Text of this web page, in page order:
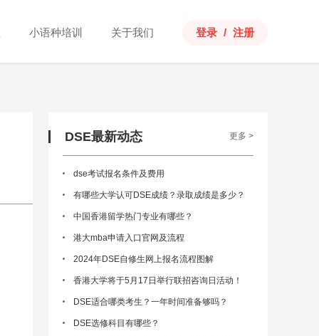
登录 / 注册
小语种培训 关于我们
DSE最新动态 更多 >
dse考试报名条件及费用
有哪些大学认可DSE成绩？录取成绩是多少？
中国香港留学热门专业有哪些？
港大mba申请入口官网及流程
2024年DSE自修生网上报名流程图解
香港大学将于5月17日举行联招咨询日活动！
DSE适合哪类考生？一年时间准备够吗？
DSE选修科目有哪些‍‍‍‍‍‍‍‍‍？